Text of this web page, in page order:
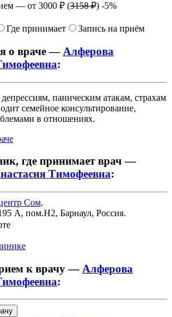
— от 3000 ₽ (3158 ₽) -5%
Где принимает Запись на приём
о враче — Алферова
:
паническим атакам, страхам
семейное консультирование,
в отношениях.
где принимает врач —
Тимофеевна:
Сом.
А, пом.Н2, Барнаул, Россия.
к врачу — Алферова
: